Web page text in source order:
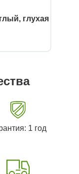
глухая
1 год